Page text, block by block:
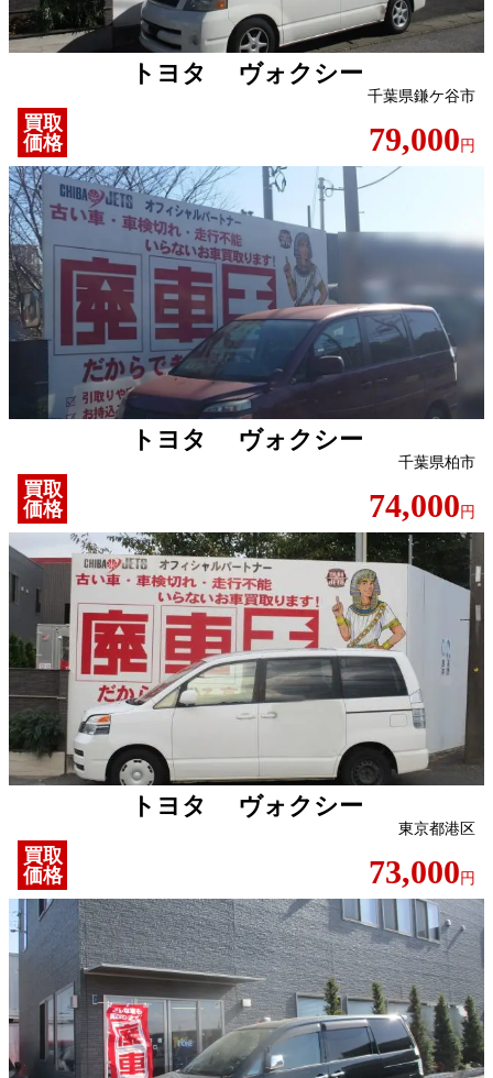
トヨタ ヴォクシー
千葉県鎌ケ谷市
買取
価格
79,000 円
トヨタ ヴォクシー
千葉県柏市
買取
価格
74,000 円
トヨタ ヴォクシー
東京都港区
買取
価格
73,000 円